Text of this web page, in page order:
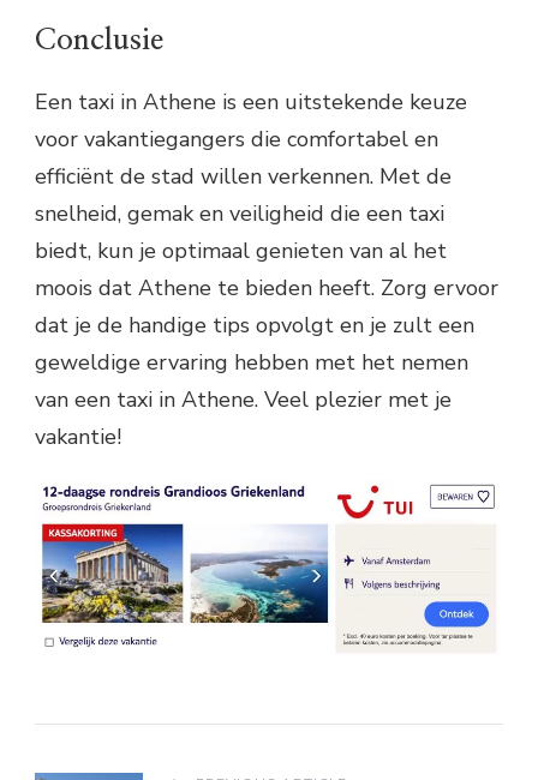
Conclusie
Een taxi in Athene is een uitstekende keuze
voor vakantiegangers die comfortabel en
efficiënt de stad willen verkennen. Met de
snelheid, gemak en veiligheid die een taxi
biedt, kun je optimaal genieten van al het
moois dat Athene te bieden heeft. Zorg ervoor
dat je de handige tips opvolgt en je zult een
geweldige ervaring hebben met het nemen
van een taxi in Athene. Veel plezier met je
vakantie!